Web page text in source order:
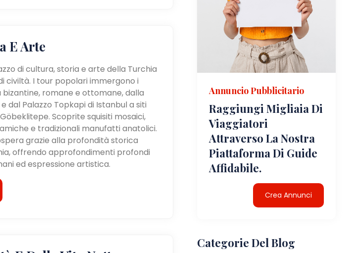
E Arte
di cultura, storia e arte della Turchia
civiltà. I tour popolari immergono i
romane e ottomane, dalla
dal Palazzo Topkapi di Istanbul a siti
Scoprite squisiti mosaici,
e tradizionali manufatti anatolici.
grazie alla profondità storica
offrendo approfondimenti profondi
ed espressione artistica.
Annuncio Pubblicitario
Raggiungi Migliaia Di
Viaggiatori
Attraverso La Nostra
Piattaforma Di Guide
Affidabile.
Crea Annunci
Categorie Del Blog